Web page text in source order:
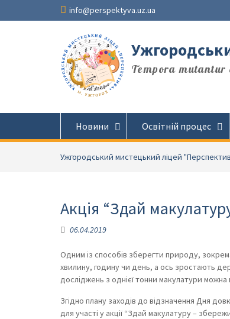
info@perspektyva.uz.ua
Tempora
Новини Освітній процес
Ужгородський мистецький ліцей
Акція “Здай
06.04.2019
Одним із способів зберегти природу,
хвилину, годину чи день, а ось зростають
досліджень з однієї тонни макулатури
Згідно плану заходів до відзначення Дня
для участі у акції “Здай макулатуру –